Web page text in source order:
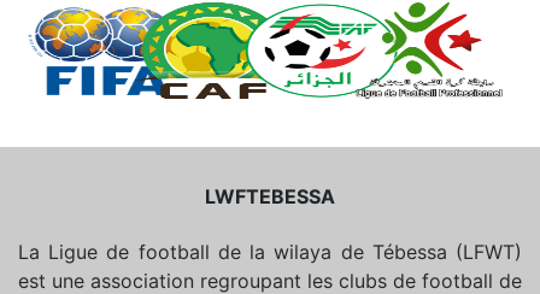
LWFTEBESSA
La Ligue de football de la wilaya de Tébessa (LFWT)
est une association regroupant les clubs de football de